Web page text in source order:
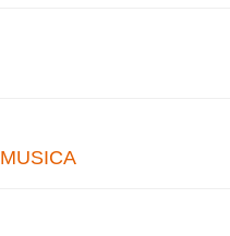
MUSICA